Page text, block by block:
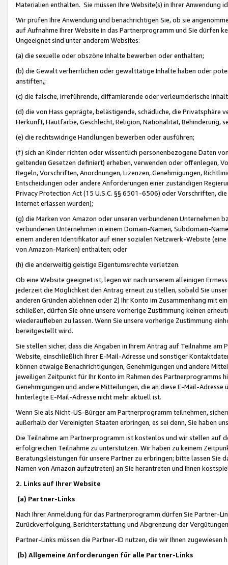
Materialien enthalten. Sie müssen Ihre Website(s) in Ihrer Anwendung
Wir prüfen Ihre Anwendung und benachrichtigen Sie, ob sie
auf Aufnahme Ihrer Website in das Partnerprogramm und Sie dürfen
Ungeeignet sind unter anderem Websites:
(a) die sexuelle oder obszöne Inhalte bewerben oder enthalten;
(b) die Gewalt verherrlichen oder gewalttätige Inhalte haben oder
anstiften,;
(c) die falsche, irreführende, diffamierende oder verleumderische
(d) die von Hass geprägte, belästigende, schädliche, die Privatsphäre
Herkunft, Hautfarbe, Geschlecht, Religion, Nationalität, Behinderung,
(e) die rechtswidrige Handlungen bewerben oder ausführen;
(f) sich an Kinder richten oder wissentlich personenbezogene Daten
geltenden Gesetzen definiert) erheben, verwenden oder offenlegen,
Regeln, Vorschriften, Anordnungen, Lizenzen, Genehmigungen,
Entscheidungen oder andere Anforderungen einer zuständigen
Privacy Protection Act (15 U.S.C. §§ 6501-6506) oder Vorschriften,
Internet erlassen wurden);
(g) die Marken von Amazon oder unseren verbundenen Unternehmen
verbundenen Unternehmen in einem Domain-Namen, Subdomain-
einem anderen Identifikator auf einer sozialen Netzwerk-Website
von Amazon-Marken) enthalten; oder
(h) die anderweitig geistige Eigentumsrechte verletzen.
Ob eine Website geeignet ist, legen wir nach unserem alleinigen
jederzeit die Möglichkeit den Antrag erneut zu stellen, sobald Sie
anderen Gründen ablehnen oder 2) Ihr Konto im Zusammenhang mit
schließen, dürfen Sie ohne unsere vorherige Zustimmung keinen
wiederaufleben zu lassen. Wenn Sie unsere vorherige Zustimmung
bereitgestellt wird.
Sie stellen sicher, dass die Angaben in Ihrem Antrag auf Teilnahme
Website, einschließlich Ihrer E-Mail-Adresse und sonstiger
können etwaige Benachrichtigungen, Genehmigungen und andere
jeweiligen Zeitpunkt für Ihr Konto im Rahmen des Partnerprogramms
Genehmigungen und andere Mitteilungen, die an diese E-Mail-
hinterlegte E-Mail-Adresse nicht mehr aktuell ist.
Wenn Sie als Nicht-US-Bürger am Partnerprogramm teilnehmen,
außerhalb der Vereinigten Staaten erbringen, es sei denn, Sie haben
Die Teilnahme am Partnerprogramm ist kostenlos und wir stellen auf
erfolgreichen Teilnahme zu unterstützen. Wir haben zu keinem
Beratungsleistungen für unsere Partner zu erbringen; bitte lassen Sie
Namen von Amazon aufzutreten) an Sie herantreten und Ihnen
2. Links auf Ihrer Website
(a) Partner-Links
Nach Ihrer Anmeldung für das Partnerprogramm dürfen Sie Partner-
Zurückverfolgung, Berichterstattung und Abgrenzung der
Partner-Links müssen die Partner-ID nutzen, die wir Ihnen zugewiesen
(b) Allgemeine Anforderungen für alle Partner-Links